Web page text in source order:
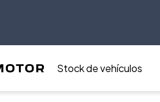
Stock de vehículos